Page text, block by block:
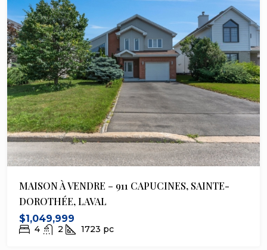
MAISON À VENDRE – 911 CAPUCINES, SAINTE-
DOROTHÉE, LAVAL
$1,049,999
4 2 1723 pc